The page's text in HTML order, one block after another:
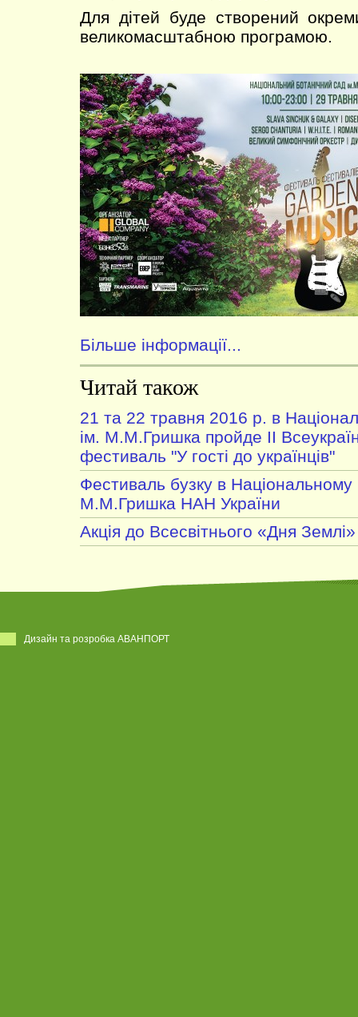
Для дітей буде створений
великомасштабною програмою.
Більше інформації...
Читай також
21 та 22 травня 2016 р. в
ім. М.М.Гришка пройде ІІ
фестиваль "У гості до українців"
Фестиваль бузку в Національному
М.М.Гришка НАН України
Акція до Всесвітнього «Дня Землі»
Дизайн та розробка АВАНПОРТ